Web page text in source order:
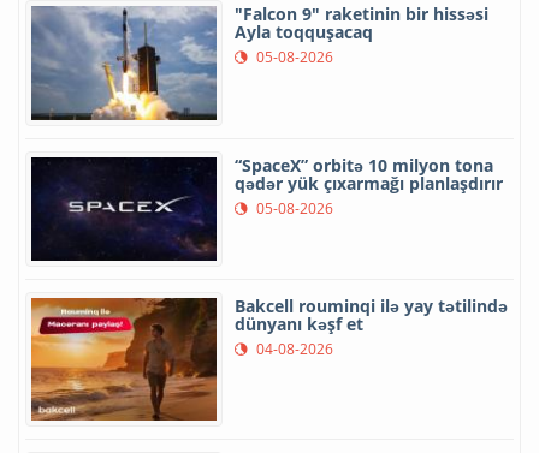
"Falcon 9" raketinin bir hissəsi
Ayla toqquşacaq
05-08-2026
“SpaceX” orbitə 10 milyon tona
qədər yük çıxarmağı planlaşdırır
05-08-2026
Bakcell rouminqi ilə yay tətilində
dünyanı kəşf et
04-08-2026